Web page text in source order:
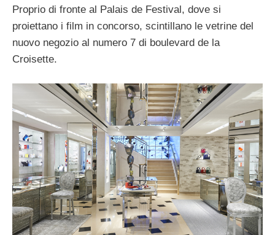
Proprio di fronte al Palais de Festival, dove si
proiettano i film in concorso, scintillano le vetrine del
nuovo negozio al numero 7 di boulevard de la
Croisette.